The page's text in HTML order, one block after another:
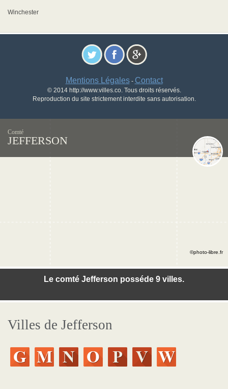
Winchester
Mentions Légales- Contact
© 2014 http://www.villes.co. Tous droits réservés.
Reproduction du site strictement interdite sans autorisation.
Comté
JEFFERSON
Le comté Jefferson posséde 9 villes.
©photo-libre.fr
Villes de Jefferson